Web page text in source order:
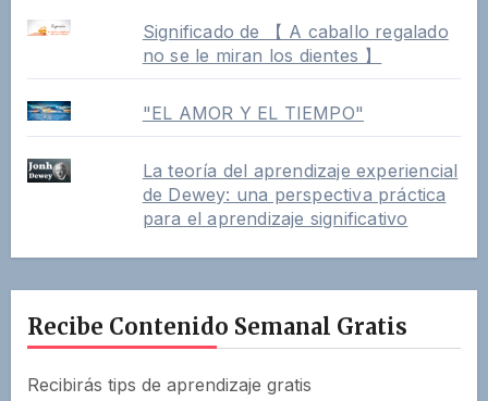
Significado de 【 A caballo regalado
no se le miran los dientes 】
"EL AMOR Y EL TIEMPO"
La teoría del aprendizaje experiencial
de Dewey: una perspectiva práctica
para el aprendizaje significativo
Recibe Contenido Semanal Gratis
Recibirás tips de aprendizaje gratis